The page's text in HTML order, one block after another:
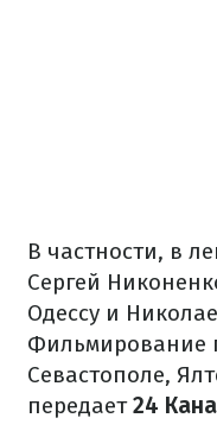
В частности, в
Сергей
Одессу и
Фильмирование
Севастополе,
передает24